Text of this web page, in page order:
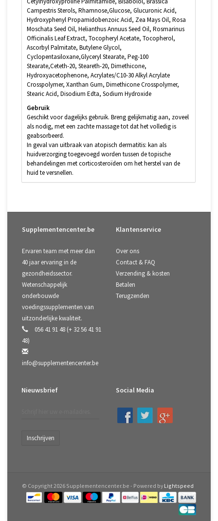
Campestris Sterols, Rhamnose,Glucose, Glucuronic Acid,
Hydroxyphenyl Propamidobenzoic Acid, Zea Mays Oil, Rosa
Moschata Seed Oil, Helianthus Annuus Seed Oil, Rosmarinus
Officinalis Leaf Extract, Tocopheryl Acetate, Tocopherol,
Ascorbyl Palmitate, Butylene Glycol,
Cyclopentasiloxane,Glyceryl Stearate, Peg-100
Stearate,Ceteth-20, Steareth-20, Dimethicone,
Hydroxyacetophenone, Acrylates/C10-30 Alkyl Acrylate
Crosspolymer, Xanthan Gum, Dimethicone Crosspolymer,
Stearic Acid, Disodium Edta, Sodium Hydroxide
Gebruik
Geschikt voor dagelijks gebruik. Breng gelijkmatig aan, zoveel
als nodig, met een zachte massage tot dat het volledig is
geabsorbeerd.
In geval van uitbraak van atopisch dermatitis: kan als
huidverzorging toegevoegd worden tussen de topische
behandelingen met corticosteroïden om het herstel van de
huid te versnellen.
Supplementencenter.be
Ervaren team met meer dan
40 jaar ervaring in de
gezondheidssector.
Wetenschappelijk
onderbouwde
voedingssupplementen van
uitzonderlijke kwaliteit.
056 41 91 48 (+ 32 56 41 91
48)
info@supplementencenter.be
Klantenservice
Over ons
Contact & FAQ
Verzending & kosten
Betalen
Terugzenden
Nieuwsbrief
Inschrijven
Social Media
© Copyright 2026 Supplementencenter.be - Powered by Lightspeed